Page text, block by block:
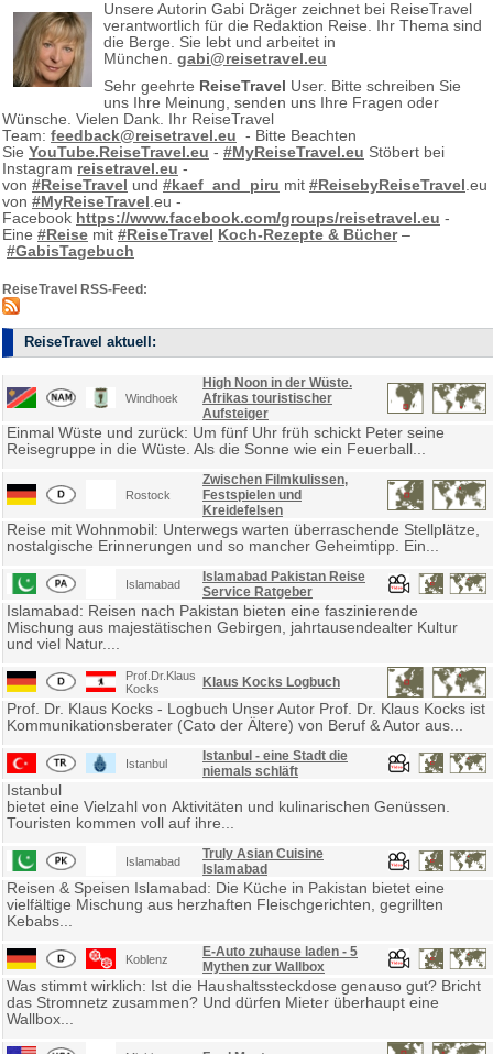
Unsere Autorin Gabi Dräger zeichnet bei ReiseTravel
verantwortlich für die Redaktion Reise. Ihr Thema sind
die Berge. Sie lebt und arbeitet in
München. gabi@reisetravel.eu
Sehr geehrte ReiseTravel User. Bitte schreiben Sie
uns Ihre Meinung, senden uns Ihre Fragen oder
Wünsche. Vielen Dank. Ihr ReiseTravel
Team: feedback@reisetravel.eu - Bitte Beachten
Sie YouTube.ReiseTravel.eu - #MyReiseTravel.eu Stöbert bei
Instagram reisetravel.eu -
von #ReiseTravel und #kaef_and_piru mit #ReisebyReiseTravel .eu
von #MyReiseTravel .eu -
Facebook https://www.facebook.com/groups/reisetravel.eu -
Eine #Reise mit #ReiseTravel Koch-Rezepte & Bücher–
#GabisTagebuch
ReiseTravel RSS-Feed:
ReiseTravel aktuell:
Windhoek
High Noon in der Wüste.
Afrikas touristischer
Aufsteiger
Einmal Wüste und zurück: Um fünf Uhr früh schickt Peter seine
Reisegruppe in die Wüste. Als die Sonne wie ein Feuerball...
Rostock
Zwischen Filmkulissen,
Festspielen und
Kreidefelsen
Reise mit Wohnmobil: Unterwegs warten überraschende Stellplätze,
nostalgische Erinnerungen und so mancher Geheimtipp. Ein...
Islamabad
Islamabad Pakistan Reise
Service Ratgeber
Islamabad: Reisen nach Pakistan bieten eine faszinierende
Mischung aus majestätischen Gebirgen, jahrtausendealter Kultur
und viel Natur....
Prof.Dr.Klaus
Kocks
Klaus Kocks Logbuch
Prof. Dr. Klaus Kocks - Logbuch Unser Autor Prof. Dr. Klaus Kocks ist
Kommunikationsberater (Cato der Ältere) von Beruf & Autor aus...
Istanbul
Istanbul - eine Stadt die
niemals schläft
Istanbul
bietet eine Vielzahl von Aktivitäten und kulinarischen Genüssen.
Touristen kommen voll auf ihre...
Islamabad
Truly Asian Cuisine
Islamabad
Reisen & Speisen Islamabad: Die Küche in Pakistan bietet eine
vielfältige Mischung aus herzhaften Fleischgerichten, gegrillten
Kebabs...
Koblenz
E-Auto zuhause laden - 5
Mythen zur Wallbox
Was stimmt wirklich: Ist die Haushaltssteckdose genauso gut? Bricht
das Stromnetz zusammen? Und dürfen Mieter überhaupt eine
Wallbox...